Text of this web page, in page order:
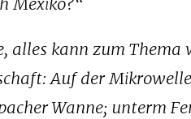
alles kann zum Thema
Auf der
Wanne; unterm